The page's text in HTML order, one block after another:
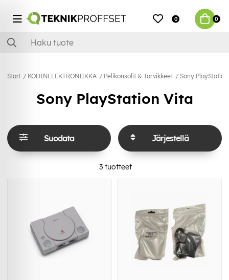
0 0
Start KODINELEKTRONIIKKA Pelikonsolit & Tarvikkeet Sony
Sony PlayStation Vita
Suodata Järjestellä
3 tuotteet